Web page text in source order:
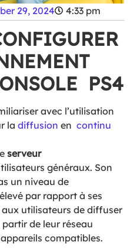
29, 2024 4:33 pm
PS4
avec l’utilisation
la diffusion en continu
serveur
généraux. Son
un niveau de
par rapport à ses
utilisateurs de diffuser
de leur réseau
compatibles.